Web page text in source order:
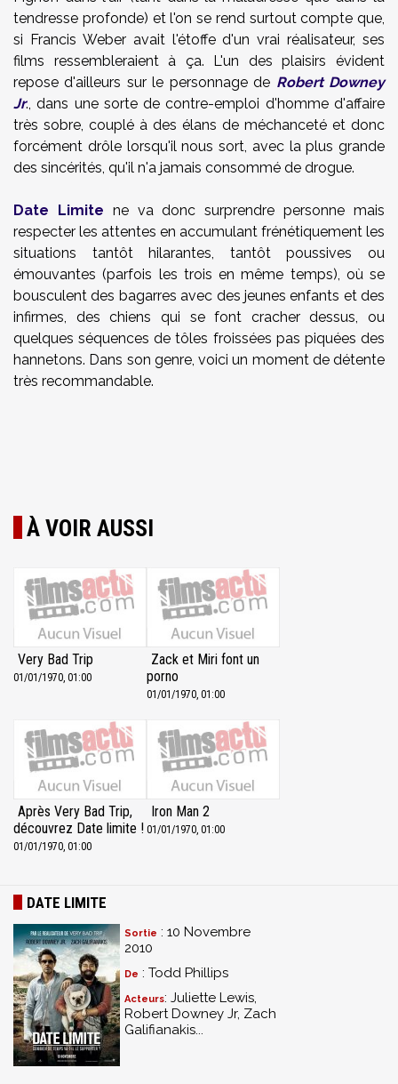
tendresse profonde) et l'on se rend surtout compte que,
si Francis Weber avait l'étoffe d'un vrai réalisateur, ses
films ressembleraient à ça. L'un des plaisirs évident
repose d'ailleurs sur le personnage de Robert Downey
Jr., dans une sorte de contre-emploi d'homme d'affaire
très sobre, couplé à des élans de méchanceté et donc
forcément drôle lorsqu'il nous sort, avec la plus grande
des sincérités, qu'il n'a jamais consommé de drogue.
Date Limite ne va donc surprendre personne mais
respecter les attentes en accumulant frénétiquement les
situations tantôt hilarantes, tantôt poussives ou
émouvantes (parfois les trois en même temps), où se
bousculent des bagarres avec des jeunes enfants et des
infirmes, des chiens qui se font cracher dessus, ou
quelques séquences de tôles froissées pas piquées des
hannetons. Dans son genre, voici un moment de détente
très recommandable.
À VOIR AUSSI
Very Bad Trip
01/01/1970, 01:00
Zack et Miri font un
porno
01/01/1970, 01:00
Après Very Bad Trip,
découvrez Date limite !
01/01/1970, 01:00
Iron Man 2
01/01/1970, 01:00
DATE LIMITE
Sortie : 10 Novembre
2010
De : Todd Phillips
Acteurs: Juliette Lewis,
Robert Downey Jr, Zach
Galifianakis...